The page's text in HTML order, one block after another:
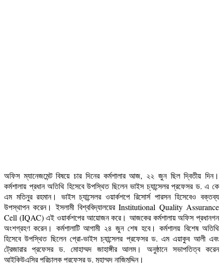
অফিস ম্যানেজমেন্ট বিষয়ে চার দিনের কর্মশালার আজ, ২২ জুন ছিল দ্বিতীয় দিন।
কর্মশালায় প্রধান অতিথি হিসেবে উপস্থিত ছিলেন ভাইস চ্যান্সেলর প্রফেসর ড. এ কে
এম মতিনুর রহমান। ভাইস চ্যান্সেলর ওয়ার্কশপে রিসোর্স পারসন হিসেবেও বক্তব্য
উপস্থাপন করেন। ইসলামী বিশ্ববিদ্যালয়ের Institutional Quality Assurance
Cell (IQAC) এই ওয়ার্কশপের আয়োজন করে। আজকের কর্মশালায় অফিস প্রধানগন
অংশগ্রহণ করেন। কর্মশালাটি আগামী ২৪ জুন শেষ হবে। কর্মশালয় বিশেষ অতিথি
হিসেবে উপস্থিত ছিলেন প্রো-ভাইস চ্যান্সেলর প্রফেসর ড. এম এয়াকুব আলী এবং
ট্রেজারার প্রফেসর ড. মোহাম্মদ জাহাঙ্গীর আলম। অনুষ্ঠানে সভাপতিত্ব করেন
আইকিউএসির পরিচালক প্রফেসর ড. মুহাম্মদ নাজিমুদ্দিন।